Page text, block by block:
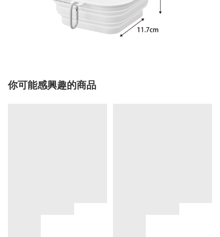
你可能感興趣的商品